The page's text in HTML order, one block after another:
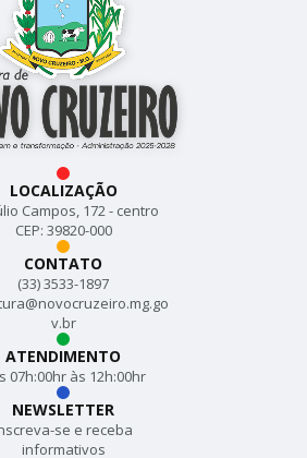
LOCALIZAÇÃO
Campos, 172 - centro
CEP: 39820-000
CONTATO
(33) 3533-1897
v.br
ATENDIMENTO
07h:00hr às 12h:00hr
NEWSLETTER
se e receba
informativos